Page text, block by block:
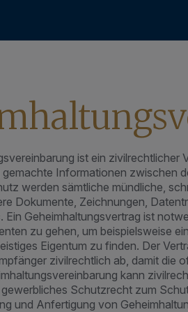
ist ein
Informationen zwischen
werden sämtliche mündliche,
Dokumente, Zeichnungen,
Ein Geheimhaltungsvertrag ist
zu gehen, um beispielsweise
Eigentum zu finden. Der
zivilrechtlich ab, damit die
kann
Schutzrecht zum
und Anfertigung von